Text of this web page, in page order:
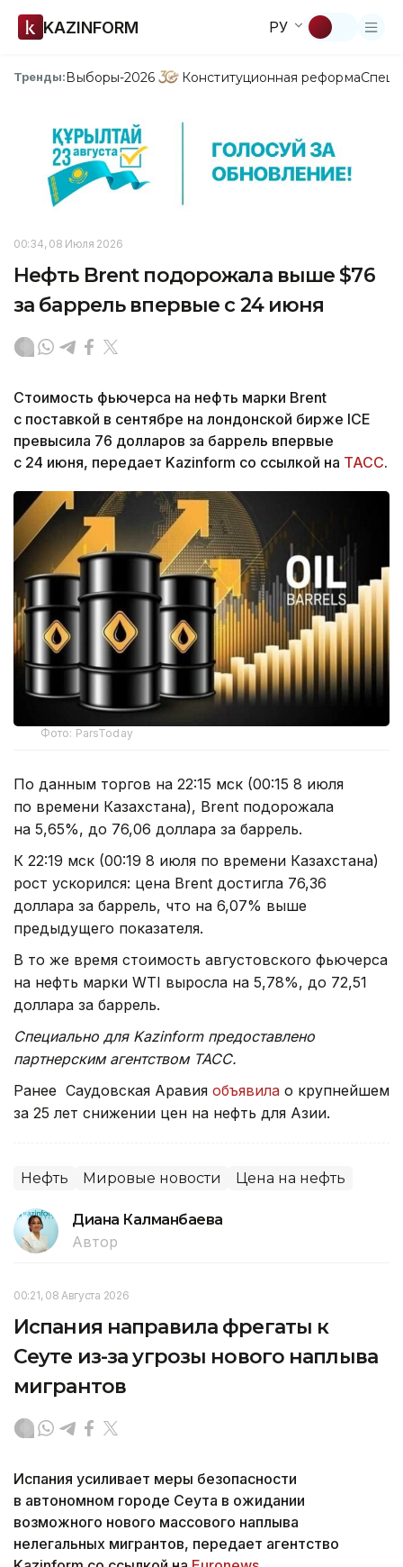
KAZINFORM РУ
Тренды:Выборы-2026 Конституционная реформа
00:34, 08 Июля 2026
Нефть Brent подорожала выше $76
за баррель впервые с 24 июня
Стоимость фьючерса на нефть марки Brent
с поставкой в сентябре на лондонской бирже ICE
превысила 76 долларов за баррель впервые
с 24 июня, передает Kazinform со ссылкой на ТАСС.
Фото: ParsToday
По данным торгов на 22:15 мск (00:15 8 июля
по времени Казахстана), Brent подорожала
на 5,65%, до 76,06 доллара за баррель.
К 22:19 мск (00:19 8 июля по времени Казахстана)
рост ускорился: цена Brent достигла 76,36
доллара за баррель, что на 6,07% выше
предыдущего показателя.
В то же время стоимость августовского фьючерса
на нефть марки WTI выросла на 5,78%, до 72,51
доллара за баррель.
Специально для Kazinform предоставлено
партнерским агентством ТАСС.
Ранее Саудовская Аравия объявила о крупнейшем
за 25 лет снижении цен на нефть для Азии.
Нефть Мировые новости Цена на нефть
Диана Калманбаева
Автор
00:21, 08 Августа 2026
Испания направила фрегаты к
Сеуте из-за угрозы нового наплыва
мигрантов
Испания усиливает меры безопасности
в автономном городе Сеута в ожидании
возможного нового массового наплыва
нелегальных мигрантов, передает агентство